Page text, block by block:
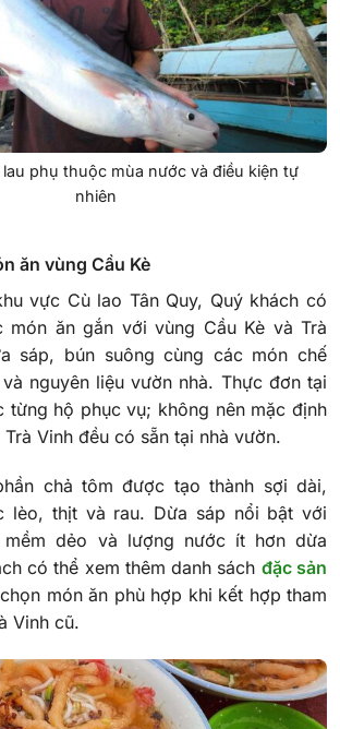
phụ thuộc mùa nước và điều kiện tự
nhiên
ăn vùng Cầu Kè
vực Cù lao Tân Quy, Quý khách có
món ăn gắn với vùng Cầu Kè và Trà
sáp, bún suông cùng các món chế
nguyên liệu vườn nhà. Thực đơn tại
từng hộ phục vụ; không nên mặc định
Vinh đều có sẵn tại nhà vườn.
chả tôm được tạo thành sợi dài,
lèo, thịt và rau. Dừa sáp nổi bật với
mềm dẻo và lượng nước ít hơn dừa
có thể xem thêm danh sách đặc sản
món ăn phù hợp khi kết hợp tham
Vinh cũ.